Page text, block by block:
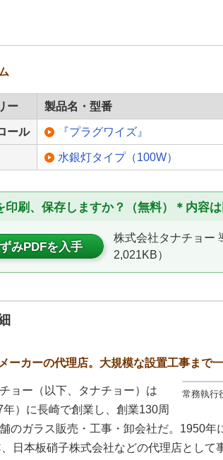
ー 製品名・型番
ール 『プラグワイズ』
水銀灯タイプ（100W）
印刷、保存しますか？（無料）＊内容
みPDFを入手
株式会社タナチョー
2,021KB）
ーカーの代理店。大規模な設置工事まで
常務執行
ョー（以下、タナチョー）は
）に長崎で創業し、創業130周
のガラス販売・工事・卸会社だ。1950年
日本板硝子株式会社などの代理店として